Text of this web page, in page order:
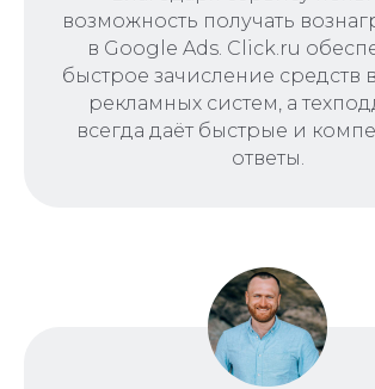
возможность получать
в Google Ads. Click.ru
быстрое зачисление средств
рекламных систем, а
всегда даёт быстрые и
ответы.